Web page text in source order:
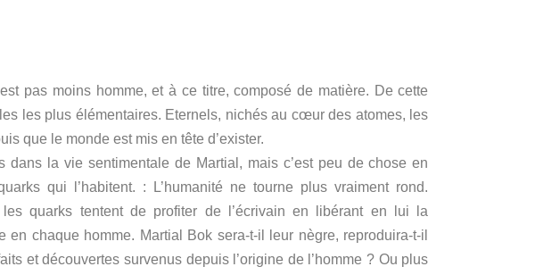
pas moins homme, et à ce titre, composé de matière. De cette
les plus élémentaires. Eternels, nichés au cœur des atomes, les
que le monde est mis en tête d’exister.
dans la vie sentimentale de Martial, mais c’est peu de chose en
qui l’habitent. : L’humanité ne tourne plus vraiment rond.
les quarks tentent de profiter de l’écrivain en libérant en lui la
en chaque homme. Martial Bok sera-t-il leur nègre, reproduira-t-il
et découvertes survenus depuis l’origine de l’homme ? Ou plus